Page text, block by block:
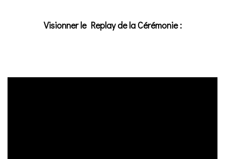
Visionner le Replay de la Cérémonie :